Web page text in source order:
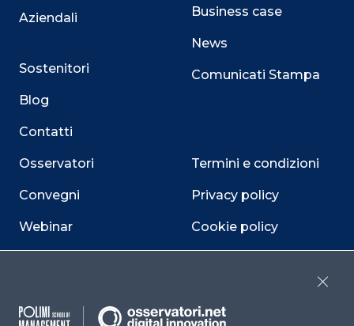
Aziendali
Sostenitori
Blog
Contatti
Osservatori
Convegni
Webinar
Business case
News
Comunicati Stampa
Termini e condizioni
Privacy policy
Cookie policy
accessibilità